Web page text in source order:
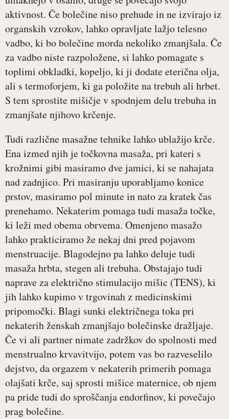
aktivnost. Če bolečine niso prehude in ne izvirajo iz
organskih vzrokov, lahko opravljate lažjo telesno
vadbo, ki bo bolečine morda nekoliko zmanjšala. Če
za vadbo niste razpoložene, si lahko pomagate s
toplimi obkladki, kopeljo, ki ji dodate eterična olja,
ali s termoforjem, ki ga položite na trebuh ali hrbet.
S tem sprostite mišičje v spodnjem delu trebuha in
zmanjšate njihovo krčenje.
Tudi različne masažne tehnike lahko ublažijo krče.
Ena izmed njih je točkovna masaža, pri kateri s
krožnimi gibi masiramo dve jamici, ki se nahajata
nad zadnjico. Pri masiranju uporabljamo konice
prstov, masiramo pol minute in nato za kratek čas
prenehamo. Nekaterim pomaga tudi masaža točke,
ki leži med obema obrvema. Omenjeno masažo
lahko prakticiramo že nekaj dni pred pojavom
menstruacije. Blagodejno pa lahko deluje tudi
masaža hrbta, stegen ali trebuha. Obstajajo tudi
naprave za električno stimulacijo mišic (TENS), ki
jih lahko kupimo v trgovinah z medicinskimi
pripomočki. Blagi sunki električnega toka pri
nekaterih ženskah zmanjšajo bolečinske dražljaje.
Če vi ali partner nimate zadržkov do spolnosti med
menstrualno krvavitvijo, potem vas bo razveselilo
dejstvo, da orgazem v nekaterih primerih pomaga
olajšati krče, saj sprosti mišice maternice, ob njem
pa pride tudi do sproščanja endorfinov, ki povečajo
prag bolečine.